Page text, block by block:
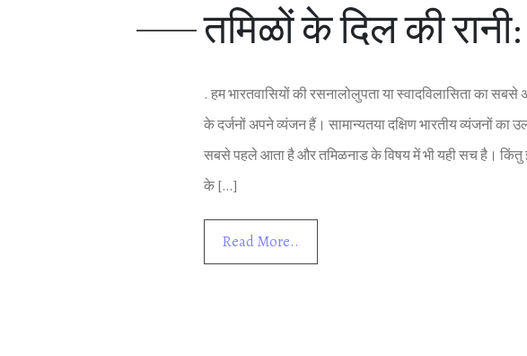
तम‍िळों के द‍िल की रानी:
. हम भारतवास‍ियों की रसनालोलुपता या स्‍वादव‍िलास‍िता का
के दर्जनों अपने व्‍यंजन हैं। सामान्‍यतया दक्ष‍िण भारतीय व्‍यंजनों का
सबसे पहले आता है और तम‍िळनाड के व‍िषय में भी यही सच है। क‍िंतु
के […]
Read More..